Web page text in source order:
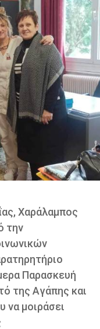
Χαράλαμπος
την
Παρασκευή
της Αγάπης και
να μοιράσει